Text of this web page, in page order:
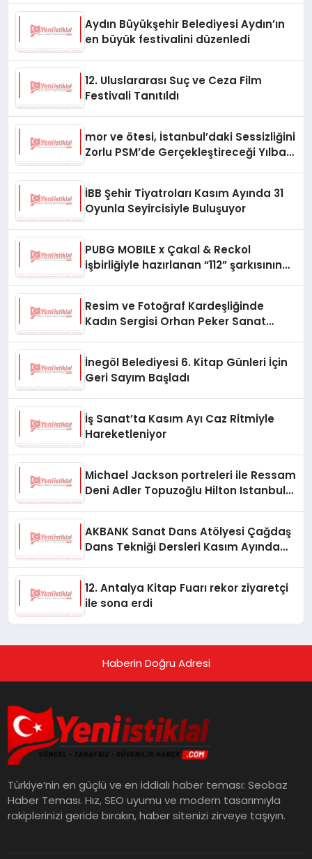
Aydın Büyükşehir Belediyesi Aydın’ın
en büyük festivalini düzenledi
12. Uluslararası Suç ve Ceza Film
Festivali Tanıtıldı
mor ve ötesi, İstanbul’daki Sessizliğini
Zorlu PSM’de Gerçekleştireceği Yılbaşı
İBB Şehir Tiyatroları Kasım Ayında 31
Oyunla Seyircisiyle Buluşuyor
PUBG MOBILE x Çakal & Reckol
işbirliğiyle hazırlanan “112” şarkısının
Resim ve Fotoğraf Kardeşliğinde
Kadın Sergisi Orhan Peker Sanat
İnegöl Belediyesi 6. Kitap Günleri İçin
Geri Sayım Başladı
İş Sanat’ta Kasım Ayı Caz Ritmiyle
Hareketleniyor
Michael Jackson portreleri ile Ressam
Deni Adler Topuzoğlu Hilton Istanbul
AKBANK Sanat Dans Atölyesi Çağdaş
Dans Tekniği Dersleri Kasım Ayında
12. Antalya Kitap Fuarı rekor ziyaretçi
ile sona erdi
Haberin Doğru Adresi
Türkiye’nin en güçlü ve en iddialı haber teması: Seobaz
Haber Teması. Hız, SEO uyumu ve modern tasarımıyla
rakiplerinizi geride bırakın, haber sitenizi zirveye taşıyın.